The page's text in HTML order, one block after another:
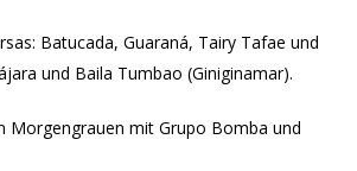
Batucada, Guaraná, Tairy Tafae und
und Baila Tumbao (Giniginamar).
Morgengrauen mit Grupo Bomba und